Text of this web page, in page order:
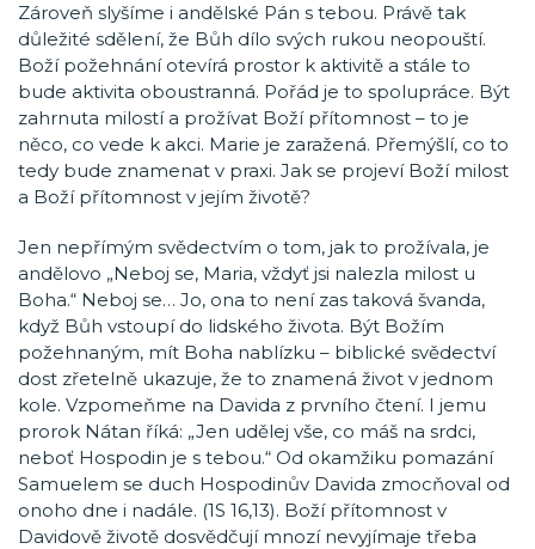
Zároveň slyšíme i andělské Pán s tebou. Právě tak
důležité sdělení, že Bůh dílo svých rukou neopouští.
Boží požehnání otevírá prostor k aktivitě a stále to
bude aktivita oboustranná. Pořád je to spolupráce. Být
zahrnuta milostí a prožívat Boží přítomnost – to je
něco, co vede k akci. Marie je zaražená. Přemýšlí, co to
tedy bude znamenat v praxi. Jak se projeví Boží milost
a Boží přítomnost v jejím životě?
Jen nepřímým svědectvím o tom, jak to prožívala, je
andělovo „Neboj se, Maria, vždyť jsi nalezla milost u
Boha.“ Neboj se… Jo, ona to není zas taková švanda,
když Bůh vstoupí do lidského života. Být Božím
požehnaným, mít Boha nablízku – biblické svědectví
dost zřetelně ukazuje, že to znamená život v jednom
kole. Vzpomeňme na Davida z prvního čtení. I jemu
prorok Nátan říká: „Jen udělej vše, co máš na srdci,
neboť Hospodin je s tebou.“ Od okamžiku pomazání
Samuelem se duch Hospodinův Davida zmocňoval od
onoho dne i nadále. (1S 16,13). Boží přítomnost v
Davidově životě dosvědčují mnozí nevyjímaje třeba